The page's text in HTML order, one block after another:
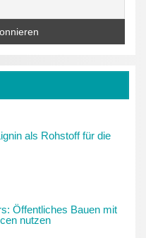
als Rohstoff für die
Öffentliches Bauen mit
nutzen